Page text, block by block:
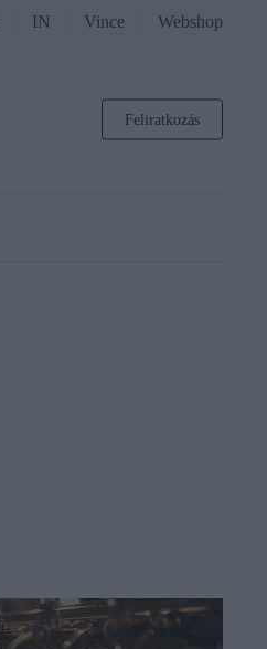
IN Vince Webshop
Feliratkozás